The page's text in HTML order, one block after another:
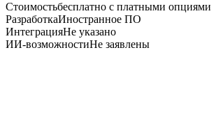
Стоимостьбесплатно с платными опциями
РазработкаИностранное ПО
ИнтеграцияНе указано
ИИ-возможностиНе заявлены